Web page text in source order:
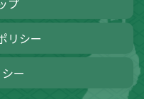
プ
リシー
ー